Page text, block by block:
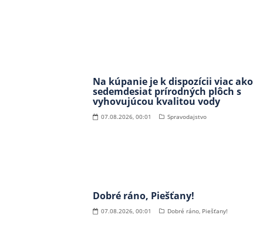
Na kúpanie je k dispozícii viac ako
sedemdesiat prírodných plôch s
vyhovujúcou kvalitou vody
07.08.2026, 00:01 Spravodajstvo
Dobré ráno, Piešťany!
07.08.2026, 00:01 Dobré ráno, Piešťany!